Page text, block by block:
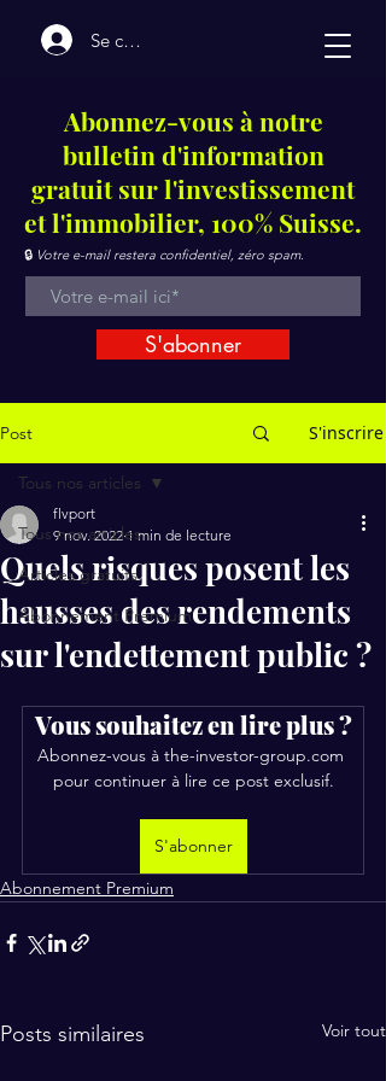
Se connecter
Post S'inscrire
Tous nos articles
Articles gratuits
Abonnement Premium
Tous nos articles
Quels risques posent les
hausses des rendements
sur l'endettement public ?
flvport
9 nov. 2022 1 min de lecture
Vous souhaitez en lire plus ?
Abonnez-vous à the-investor-group.com
pour continuer à lire ce post exclusif.
S'abonner
Abonnement Premium
Posts similaires Voir tout
Abonnez-vous à notre
bulletin d'information
gratuit sur l'investissement
et l'immobilier, 100% Suisse.
🔒 Votre e-mail restera confidentiel, zéro spam.
S'abonner